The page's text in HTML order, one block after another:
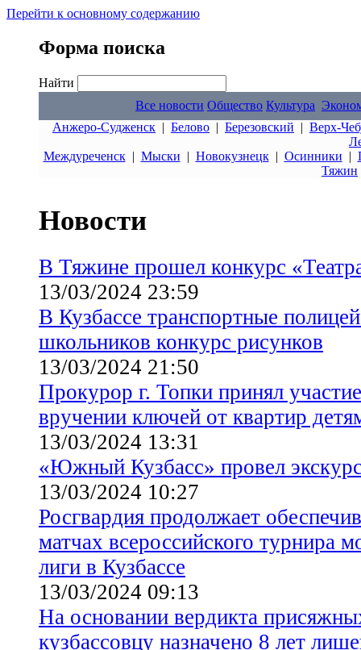
Перейти к основному содержанию
Форма поиска
Найти
Все новости Общество Культура
Анжеро-Судженск | Белово | Березовский | Верх-
Междуреченск| Мыски | Новокузнецк| Осинники |
Тяжин
Новости
В Тяжине прошел конкурс
13/03/2024 23:59
В Кузбассе транспортные
школьников конкурс рисунков
13/03/2024 21:50
Прокурор г. Топки принял
вручении ключей от квартир
13/03/2024 13:31
«Южный Кузбасс» провел
13/03/2024 10:27
Росгвардия продолжает
матчах всероссийского турнира
лиги в Кузбассе
13/03/2024 09:13
На основании вердикта
кузбассовцу назначено 8 лет